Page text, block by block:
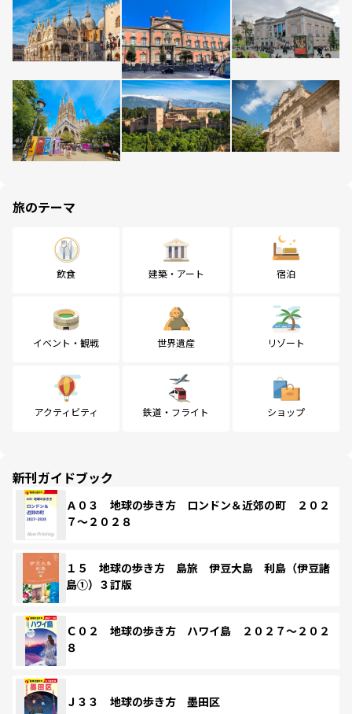
旅のテーマ
飲食 建築・アート 宿泊
イベント・観戦 世界遺産 リゾート
アクティビティ 鉄道・フライト ショップ
新刊ガイドブック
Ａ０３ 地球の歩き方 ロンドン＆近郊の町 ２０２
７～２０２８
１５ 地球の歩き方 島旅 伊豆大島 利島（伊豆諸
島①）３訂版
Ｃ０２ 地球の歩き方 ハワイ島 ２０２７～２０２
８
Ｊ３３ 地球の歩き方 墨田区